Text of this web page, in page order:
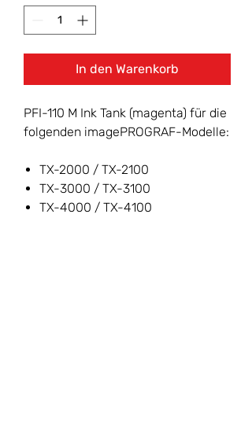
In den Warenkorb
PFI-110 M Ink Tank (magenta) für die
folgenden imagePROGRAF-Modelle:
TX-2000 / TX-2100
TX-3000 / TX-3100
TX-4000 / TX-4100